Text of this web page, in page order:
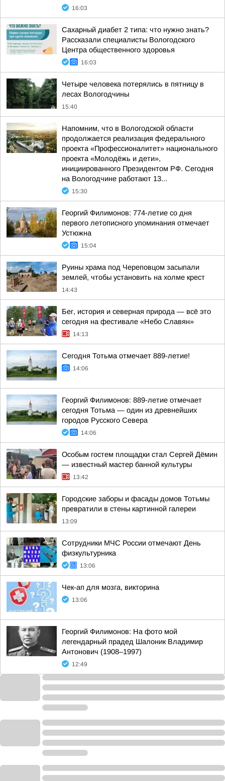
16:03
Сахарный диабет 2 типа: что нужно знать?
Рассказали специалисты Вологодского
Центра общественного здоровья
16:03
Четыре человека потерялись в пятницу в
лесах Вологодчины
15:40
Напомним, что в Вологодской области
продолжается реализация федерального
проекта «Профессионалитет» национального
проекта «Молодёжь и дети»,
инициированного Президентом РФ. Сегодня
на Вологодчине работают 13...
15:30
Георгий Филимонов: 774-летие со дня
первого летописного упоминания отмечает
Устюжна
15:04
Руины храма под Череповцом засыпали
землей, чтобы установить на холме крест
14:43
Бег, история и северная природа — всё это
сегодня на фестивале «Небо Славян»
14:13
Сегодня Тотьма отмечает 889-летие!
14:06
Георгий Филимонов: 889-летие отмечает
сегодня Тотьма — один из древнейших
городов Русского Севера
14:06
Особым гостем площадки стал Сергей Дёмин
— известный мастер банной культуры
13:42
Городские заборы и фасады домов Тотьмы
превратили в стены картинной галереи
13:09
Сотрудники МЧС России отмечают День
физкультурника
13:06
Чек-ап для мозга, викторина
13:06
Георгий Филимонов: На фото мой
легендарный прадед Шалоник Владимир
Антонович (1908–1997)
12:49